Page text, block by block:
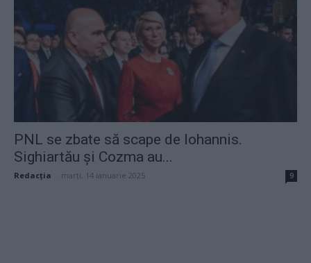
PNL se zbate să scape de Iohannis.
Sighiartău și Cozma au...
Redacţia marți, 14 ianuarie 2025 9